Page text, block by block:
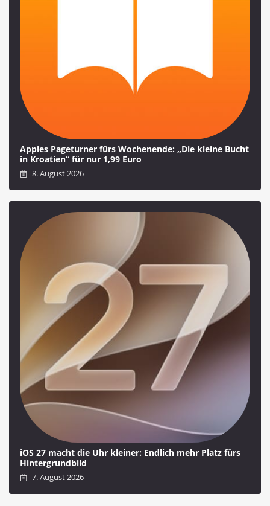
Apples Pageturner fürs Wochenende: „Die kleine Bucht
in Kroatien“ für nur 1,99 Euro
8. August 2026
iOS 27 macht die Uhr kleiner: Endlich mehr Platz fürs
Hintergrundbild
7. August 2026